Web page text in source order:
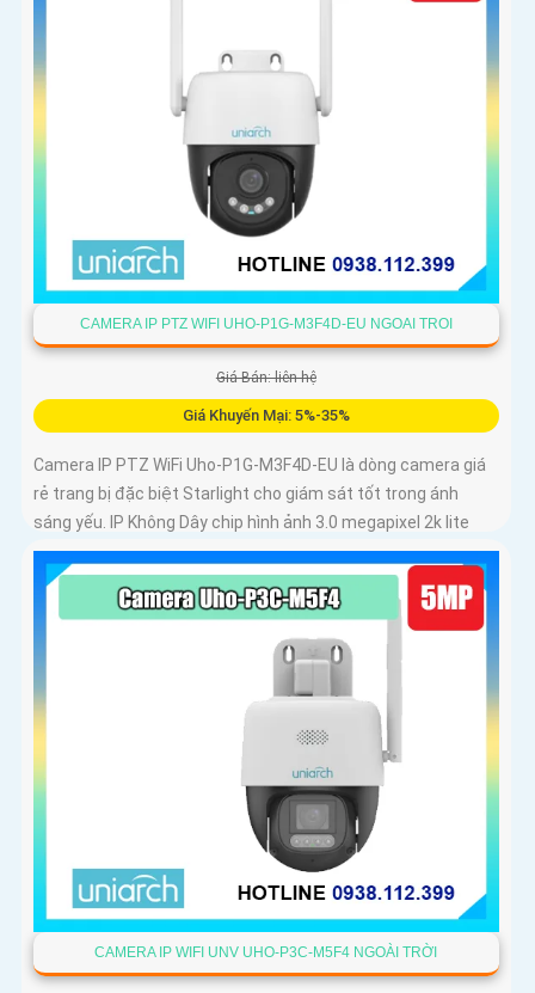
CAMERA IP PTZ WIFI UHO-P1G-M3F4D-EU NGOAI TROI
Giá Bán: liên hệ
Giá Khuyến Mại: 5%-35%
Camera IP PTZ WiFi Uho-P1G-M3F4D-EU là dòng camera giá
rẻ trang bị đặc biệt Starlight cho giám sát tốt trong ánh
sáng yếu. IP Không Dây chip hình ảnh 3.0 megapixel 2k lite
CAMERA IP WIFI UNV UHO-P3C-M5F4 NGOÀI TRỜI